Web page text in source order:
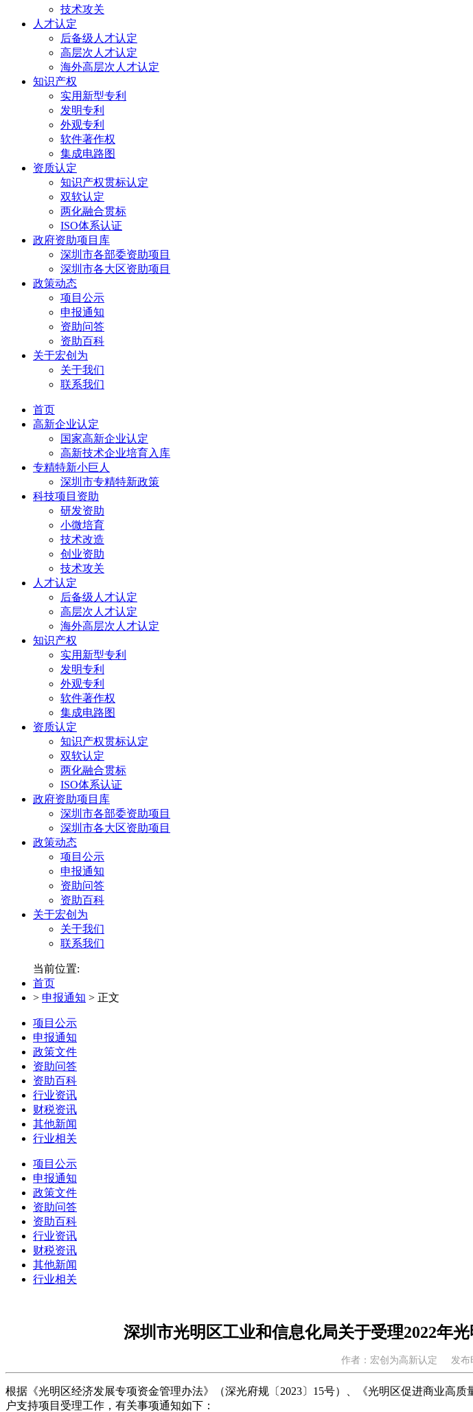
技术攻关
人才认定
后备级人才认定
高层次人才认定
海外高层次人才认定
知识产权
实用新型专利
发明专利
外观专利
软件著作权
集成电路图
资质认定
知识产权贯标认定
双软认定
两化融合贯标
ISO体系认证
政府资助项目库
深圳市各部委资助项目
深圳市各大区资助项目
政策动态
项目公示
申报通知
资助问答
资助百科
关于宏创为
关于我们
联系我们
首页
高新企业认定
国家高新企业认定
高新技术企业培育入库
专精特新小巨人
深圳市专精特新政策
科技项目资助
研发资助
小微培育
技术改造
创业资助
技术攻关
人才认定
后备级人才认定
高层次人才认定
海外高层次人才认定
知识产权
实用新型专利
发明专利
外观专利
软件著作权
集成电路图
资质认定
知识产权贯标认定
双软认定
两化融合贯标
ISO体系认证
政府资助项目库
深圳市各部委资助项目
深圳市各大区资助项目
政策动态
项目公示
申报通知
资助问答
资助百科
关于宏创为
关于我们
联系我们
当前位置:
首页
> 申报通知 > 正文
项目公示
申报通知
政策文件
资助问答
资助百科
行业资讯
财税资讯
其他新闻
行业相关
项目公示
申报通知
政策文件
资助问答
资助百科
行业资讯
财税资讯
其他新闻
行业相关
深圳市光明区工业和信息化局关于受理2022年
作者：宏创为高新认定 发布
根据《光明区经济发展专项资金管理办法》（深光府规〔2023〕15号）、《光明区促进商业高
户支持项目受理工作，有关事项通知如下：